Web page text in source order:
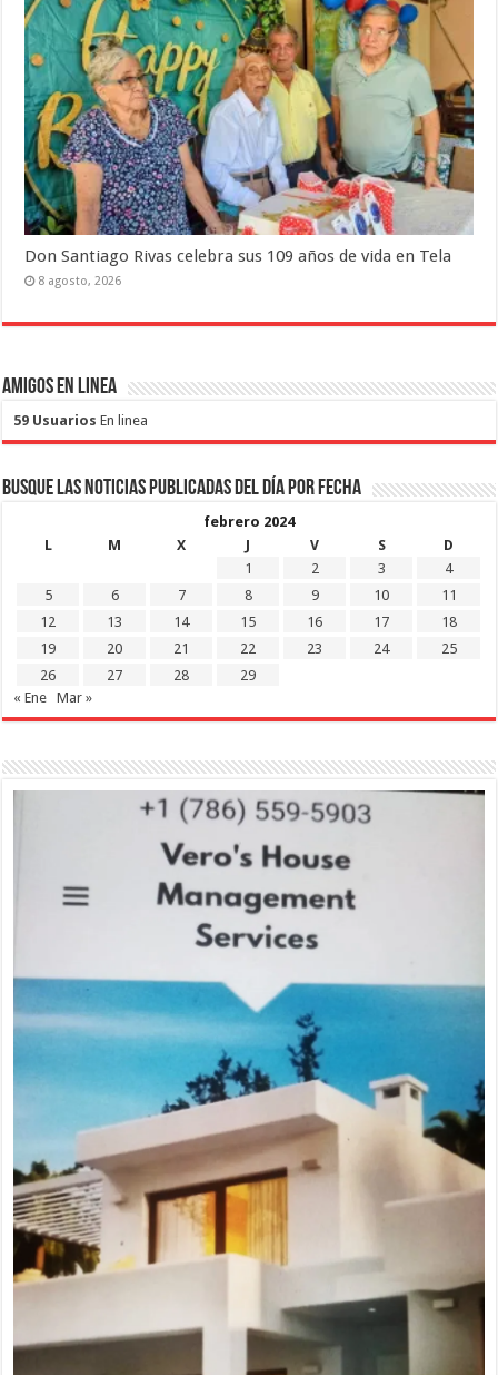
Don Santiago Rivas celebra sus 109 años de vida en Tela
8 agosto, 2026
Amigos en Linea
59 Usuarios En linea
Busque las noticias publicadas del día por fecha
febrero 2024
L
M X J V S
D
1
2 3
4
5
6 7 8 9 10
11
12
13 14 15 16 17
18
19
20 21 22 23 24
25
26
27 28
29
« Ene
Mar »